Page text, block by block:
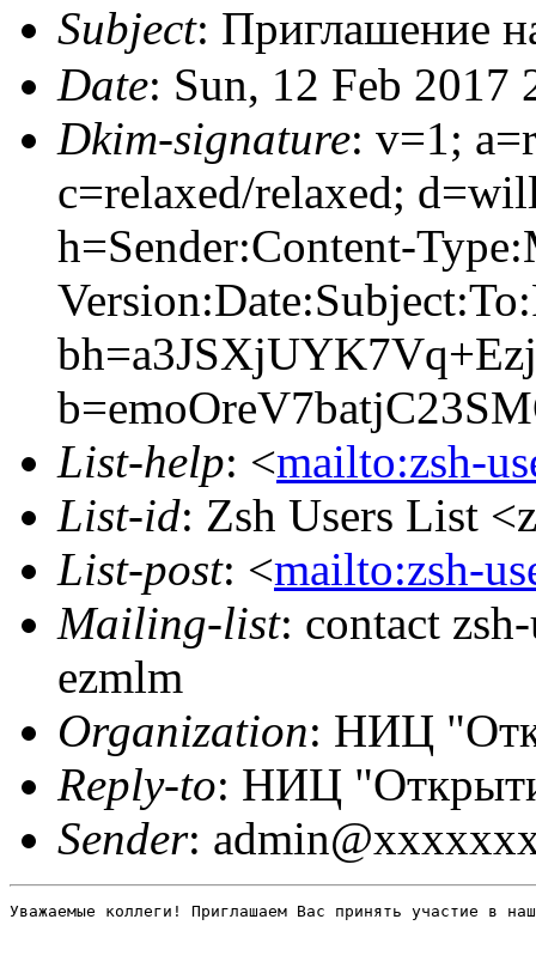
Subject: Приглашение
Date: Sun, 12 Feb 2017
Dkim-signature: v=1;
c=relaxed/relaxed;
h=Sender:Content-
List-help: <mailto:zsh-
List-id: Zsh Users List
List-post: <mailto:zsh-
Mailing-list: contact
ezmlm
Organization: НИЦ
Reply-to: НИЦ
Sender:
Уважаемые коллеги! Приглашаем Вас принять участие в